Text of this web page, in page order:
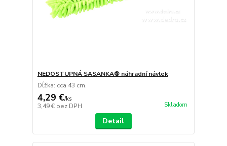
NEDOSTUPNÁ SASANKA® náhradní návlek
Dĺžka: cca 43 cm.
4,29 €/ks
3,49 € bez DPH Skladom
Detail